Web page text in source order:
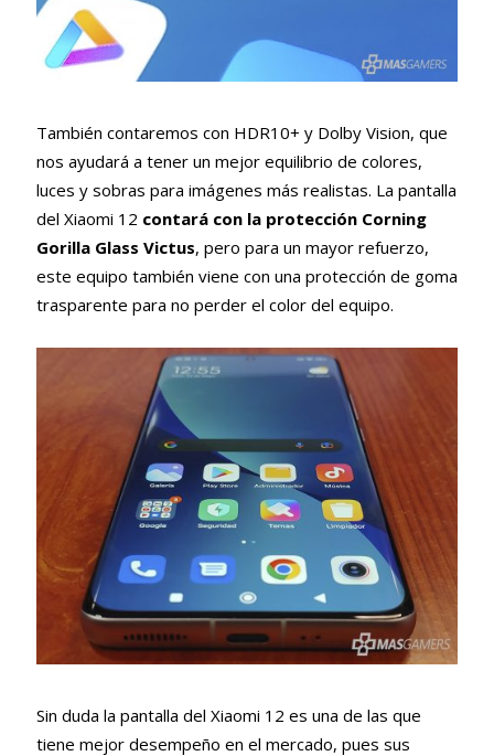
También contaremos con HDR10+ y Dolby Vision, que
nos ayudará a tener un mejor equilibrio de colores,
luces y sobras para imágenes más realistas. La pantalla
del Xiaomi 12 contará con la protección Corning
Gorilla Glass Victus, pero para un mayor refuerzo,
este equipo también viene con una protección de goma
trasparente para no perder el color del equipo.
Sin duda la pantalla del Xiaomi 12 es una de las que
tiene mejor desempeño en el mercado, pues sus